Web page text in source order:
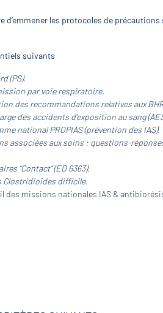
les protocoles de
suivants
(PS).
par voie respiratoire.
des recommandations relatives aux
des accidents d’exposition au sang
national PROPIAS (prévention des IAS).
associées aux soins : questions-
“Contact” (ED 6363).
Clostridioides difficile.
des missions nationales IAS &